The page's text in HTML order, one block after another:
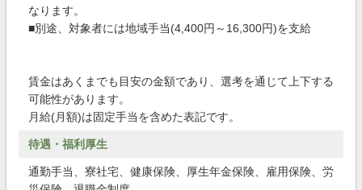
なります。
■別途、対象者には地域手当(4,400円～16,300円)を支給
賃金はあくまでも目安の金額であり、選考を通じて上下する
可能性があります。
月給(月額)は固定手当を含めた表記です。
待遇・福利厚生
通勤手当、寮社宅、健康保険、厚生年金保険、雇用保険、労